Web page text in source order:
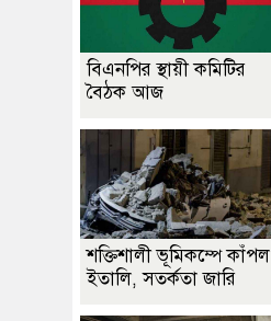
বিএনপির স্থায়ী কমিটির
বৈঠক আজ
শক্তিশালী ভূমিকম্পে কাঁপল
ইতালি, সতর্কতা জারি